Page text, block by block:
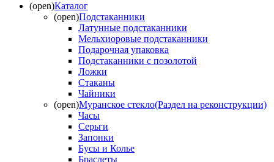
(open)Каталог
(open)Подстаканники
Латунные подстаканники
Мельхиоровые подстаканники
Подарочная упаковка
Подстаканники с позолотой
Ложки
Стаканы
Чайники
(open)Муранское стекло(Раздел на реконструкции)
Часы
Серьги
Запонки
Бусы и Колье
Браслеты